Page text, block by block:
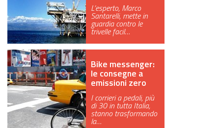
GREEN TECH
GLOCAL
ECO-EVENTI
ECOINCENTRIAMOCI
L’esperto, Marco
Santarelli, mette in
guardia contro le
trivelle facil…
Bike messenger:
le consegne a
emissioni zero
I corrieri a pedali, più
di 30 in tutta Italia,
stanno trasformando
la…